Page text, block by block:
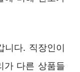
니다. 직장인이
가 다른 상품들